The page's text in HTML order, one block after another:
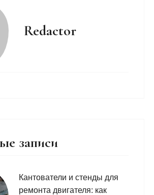
Redactor
записи
Кантователи и стенды для
ремонта двигателя: как